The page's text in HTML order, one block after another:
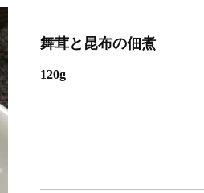
舞茸と昆布の佃煮
120g